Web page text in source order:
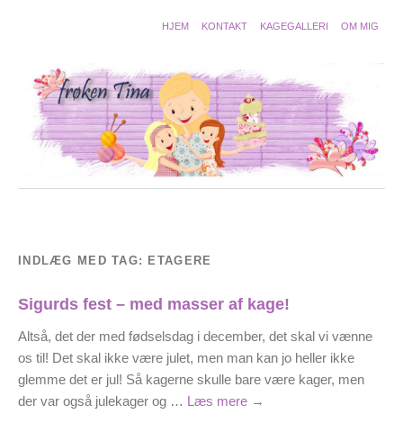
HJEM KONTAKT KAGEGALLERI OM MIG
INDLÆG MED TAG: ETAGERE
Sigurds fest – med masser af kage!
Altså, det der med fødselsdag i december, det skal vi vænne
os til! Det skal ikke være julet, men man kan jo heller ikke
glemme det er jul! Så kagerne skulle bare være kager, men
der var også julekager og … Læs mere →